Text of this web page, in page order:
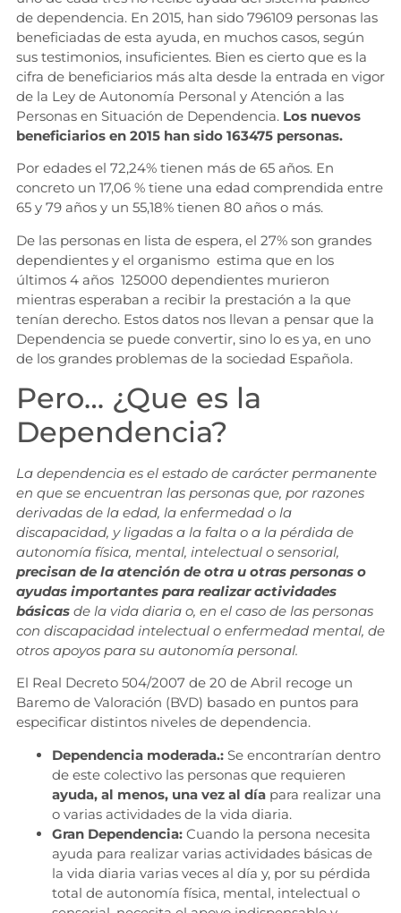
de dependencia. En 2015, han sido 796109 personas las
beneficiadas de esta ayuda, en muchos casos, según
sus testimonios, insuficientes. Bien es cierto que es la
cifra de beneficiarios más alta desde la entrada en vigor
de la Ley de Autonomía Personal y Atención a las
Personas en Situación de Dependencia. Los nuevos
beneficiarios en 2015 han sido 163475 personas.
Por edades el 72,24% tienen más de 65 años. En
concreto un 17,06 % tiene una edad comprendida entre
65 y 79 años y un 55,18% tienen 80 años o más.
De las personas en lista de espera, el 27% son grandes
dependientes y el organismo estima que en los
últimos 4 años 125000 dependientes murieron
mientras esperaban a recibir la prestación a la que
tenían derecho. Estos datos nos llevan a pensar que la
Dependencia se puede convertir, sino lo es ya, en uno
de los grandes problemas de la sociedad Española.
Pero… ¿Que es la
Dependencia?
La dependencia es el estado de carácter permanente
en que se encuentran las personas que, por razones
derivadas de la edad, la enfermedad o la
discapacidad, y ligadas a la falta o a la pérdida de
autonomía física, mental, intelectual o sensorial,
precisan de la atención de otra u otras personas o
ayudas importantes para realizar actividades
básicasde la vida diaria o, en el caso de las personas
con discapacidad intelectual o enfermedad mental, de
otros apoyos para su autonomía personal.
El Real Decreto 504/2007 de 20 de Abril recoge un
Baremo de Valoración (BVD) basado en puntos para
especificar distintos niveles de dependencia.
Dependencia moderada.:Se encontrarían dentro
de este colectivo las personas que requieren
ayuda, al menos, una vez al díapara realizar una
o varias actividades de la vida diaria.
Gran Dependencia:Cuando la persona necesita
ayuda para realizar varias actividades básicas de
la vida diaria varias veces al día y, por su pérdida
total de autonomía física, mental, intelectual o